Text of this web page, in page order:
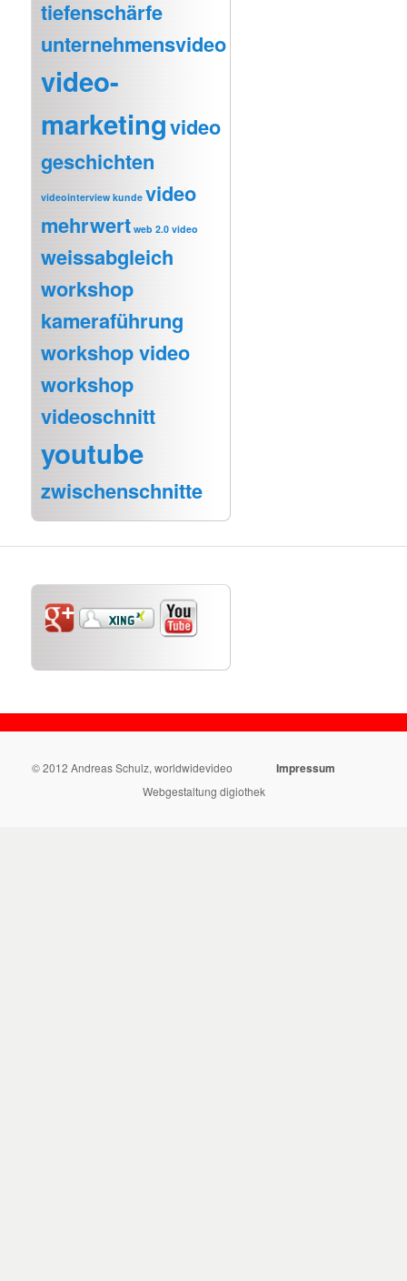
tiefenschärfe
unternehmensvideo
video-
marketingvideo
geschichten
videointerview kunde video
mehrwert web 2.0 video
weissabgleich
workshop
kameraführung
workshop video
workshop
videoschnitt
youtube
zwischenschnitte
© 2012 Andreas Schulz, worldwidevideo Impressum
Webgestaltung digiothek